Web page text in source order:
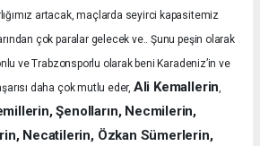
artacak, maçlarda seyirci kapasitemiz
çok paralar gelecek ve.. Şunu peşin olarak
ve Trabzonsporlu olarak beni Karadeniz’in ve
daha çok mutlu eder, Ali Kemallerin,
Şenolların, Necmilerin,
Necatilerin, Özkan Sümerlerin,